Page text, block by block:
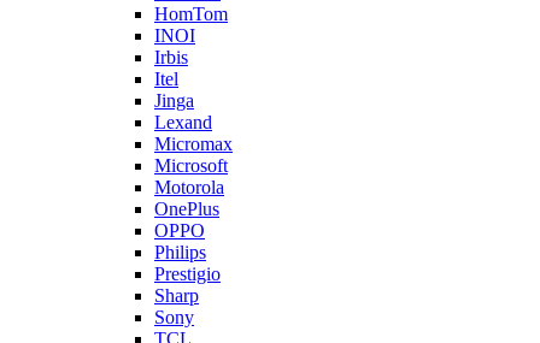
HomTom
INOI
Irbis
Itel
Jinga
Lexand
Micromax
Microsoft
Motorola
OnePlus
OPPO
Philips
Prestigio
Sharp
Sony
TCL